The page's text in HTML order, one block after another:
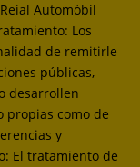
Automòbil
Los
de remitirle
públicas,
desarrollen
propias como de
y
El tratamiento de